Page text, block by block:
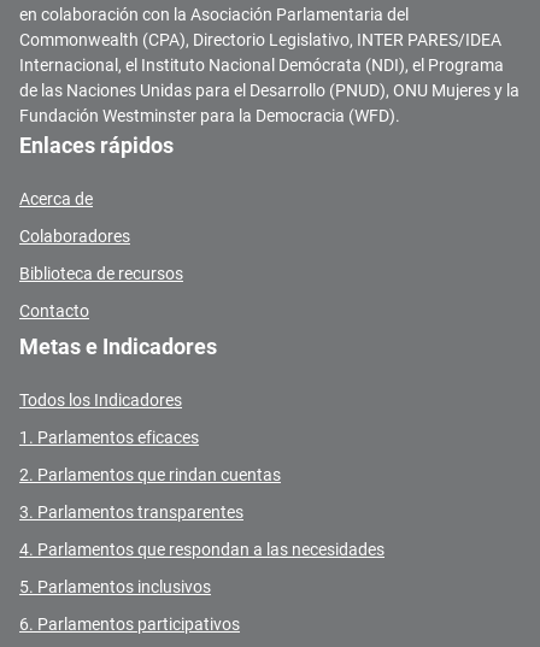
en colaboración con la Asociación Parlamentaria del
Commonwealth (CPA), Directorio Legislativo, INTER PARES/IDEA
Internacional, el Instituto Nacional Demócrata (NDI), el Programa
de las Naciones Unidas para el Desarrollo (PNUD), ONU Mujeres y la
Fundación Westminster para la Democracia (WFD).
Enlaces rápidos
Acerca de
Colaboradores
Biblioteca de recursos
Contacto
Metas e Indicadores
Todos los Indicadores
1. Parlamentos eficaces
2. Parlamentos que rindan cuentas
3. Parlamentos transparentes
4. Parlamentos que respondan a las necesidades
5. Parlamentos inclusivos
6. Parlamentos participativos